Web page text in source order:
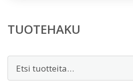
TUOTEHAKU